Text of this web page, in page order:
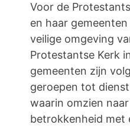
Voor de
en haar
veilige omgeving
Protestantse Kerk
gemeenten zijn
geroepen tot
waarin omzien
betrokkenheid met